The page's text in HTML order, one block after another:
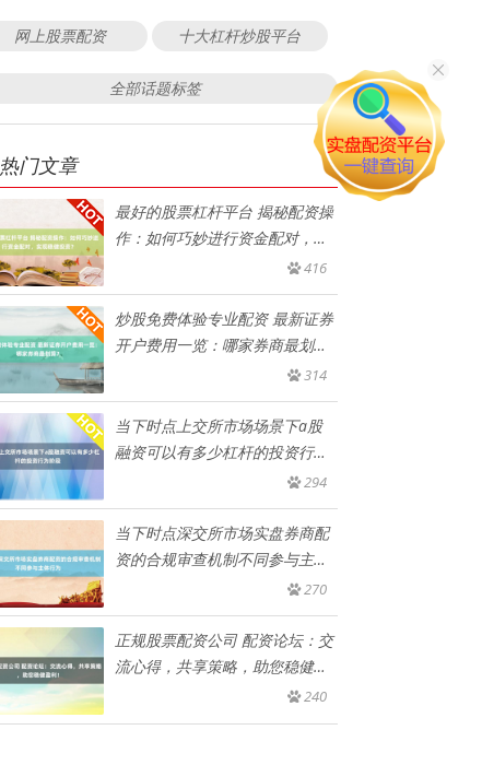
网上股票配资 十大杠杆炒股平台
全部话题标签
热门文章
最好的股票杠杆平台 揭秘配资操
作：如何巧妙进行资金配对，实
416
炒股免费体验专业配资 最新证券
开户费用一览：哪家券商最划
314
当下时点上交所市场场景下a股
融资可以有多少杠杆的投资行为
294
当下时点深交所市场实盘券商配
资的合规审查机制不同参与主体
270
正规股票配资公司 配资论坛：交
流心得，共享策略，助您稳健盈
240